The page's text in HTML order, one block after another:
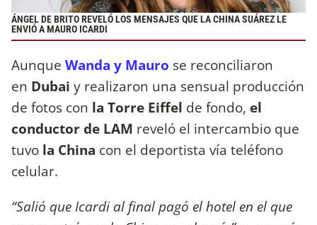
ÁNGEL DE BRITO REVELÓ LOS MENSAJES QUE LA CHINA SUÁREZ LE
ENVIÓ A MAURO ICARDI
Aunque Wanda y Mauro se reconciliaron
en Dubai y realizaron una sensual producción
de fotos con la Torre Eiffel de fondo, el
conductor de LAM reveló el intercambio que
tuvo la China con el deportista vía teléfono
celular.
“Salió que Icardi al final pagó el hotel en el que